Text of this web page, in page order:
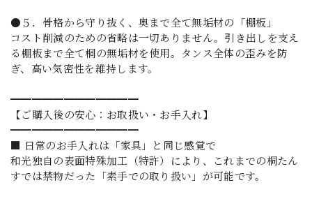
●５．骨格から守り抜く、奥まで全て無垢材の「棚板」
コスト削減のための省略は一切ありません。引き出しを支え
る棚板まで全て桐の無垢材を使用。タンス全体の歪みを防
ぎ、高い気密性を維持します。
━━━━━━━━━━━━
【ご購入後の安心：お取扱い・お手入れ】
━━━━━━━━━━━━
■ 日常のお手入れは「家具」と同じ感覚で
和光独自の表面特殊加工（特許）により、これまでの桐たん
すでは禁物だった「素手での取り扱い」が可能です。